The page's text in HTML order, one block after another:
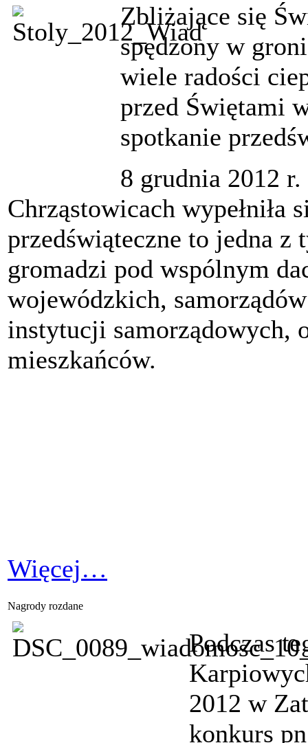
Zbliżające się
spędzony w
wiele radości
przed Świętami
spotkanie
8 grudnia 2012
Chrząstowicach wypełniła
przedświąteczne to jedna
gromadzi pod wspólnym
wojewódzkich,
instytucji samorządowych,
mieszkańców.
Więcej…
Nagrody rozdane
Podczas
2012 w
konkurs